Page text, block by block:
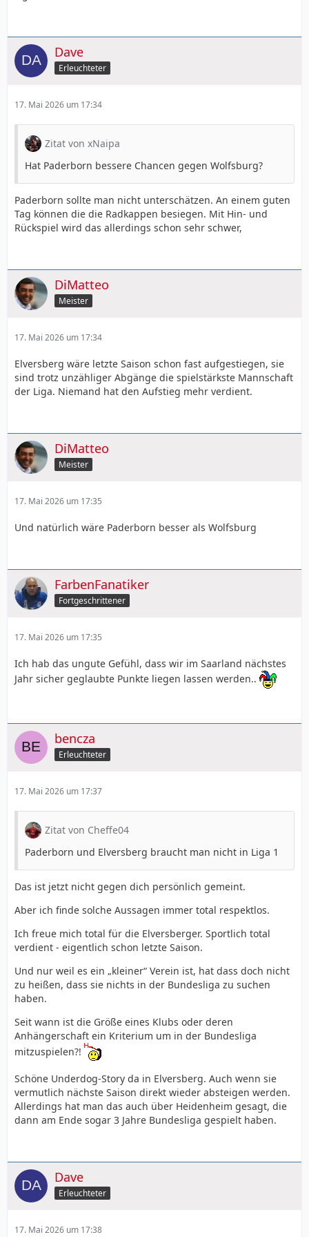
Dave
Erleuchteter
17. Mai 2026 um 17:34
Zitat von xNaipa
Hat Paderborn bessere Chancen gegen Wolfsburg?
Paderborn sollte man nicht unterschätzen. An einem guten
Tag können die die Radkappen besiegen. Mit Hin- und
Rückspiel wird das allerdings schon sehr schwer,
DiMatteo
Meister
17. Mai 2026 um 17:34
Elversberg wäre letzte Saison schon fast aufgestiegen, sie
sind trotz unzähliger Abgänge die spielstärkste Mannschaft
der Liga. Niemand hat den Aufstieg mehr verdient.
DiMatteo
Meister
17. Mai 2026 um 17:35
Und natürlich wäre Paderborn besser als Wolfsburg
FarbenFanatiker
Fortgeschrittener
17. Mai 2026 um 17:35
Ich hab das ungute Gefühl, dass wir im Saarland nächstes
Jahr sicher geglaubte Punkte liegen lassen werden..
bencza
Erleuchteter
17. Mai 2026 um 17:37
Zitat von Cheffe04
Paderborn und Elversberg braucht man nicht in Liga 1
Das ist jetzt nicht gegen dich persönlich gemeint.
Aber ich finde solche Aussagen immer total respektlos.
Ich freue mich total für die Elversberger. Sportlich total
verdient - eigentlich schon letzte Saison.
Und nur weil es ein „kleiner“ Verein ist, hat dass doch nicht
zu heißen, dass sie nichts in der Bundesliga zu suchen
haben.
Seit wann ist die Größe eines Klubs oder deren
Anhängerschaft ein Kriterium um in der Bundesliga
mitzuspielen?!
Schöne Underdog-Story da in Elversberg. Auch wenn sie
vermutlich nächste Saison direkt wieder absteigen werden.
Allerdings hat man das auch über Heidenheim gesagt, die
dann am Ende sogar 3 Jahre Bundesliga gespielt haben.
Dave
Erleuchteter
17. Mai 2026 um 17:38